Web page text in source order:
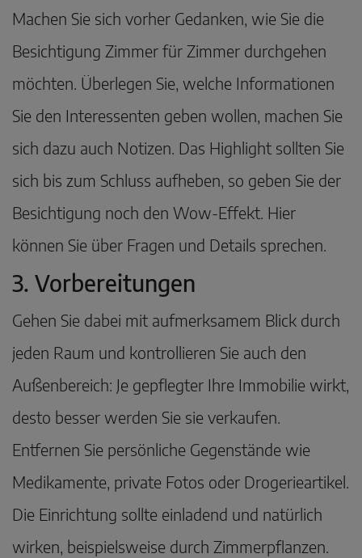
Machen Sie sich vorher Gedanken, wie Sie die
Besichtigung Zimmer für Zimmer durchgehen
möchten. Überlegen Sie, welche Informationen
Sie den Interessenten geben wollen, machen Sie
sich dazu auch Notizen. Das Highlight sollten Sie
sich bis zum Schluss aufheben, so geben Sie der
Besichtigung noch den Wow-Effekt. Hier
können Sie über Fragen und Details sprechen.
3. Vorbereitungen
Gehen Sie dabei mit aufmerksamem Blick durch
jeden Raum und kontrollieren Sie auch den
Außenbereich: Je gepflegter Ihre Immobilie wirkt,
desto besser werden Sie sie verkaufen.
Entfernen Sie persönliche Gegenstände wie
Medikamente, private Fotos oder Drogerieartikel.
Die Einrichtung sollte einladend und natürlich
wirken, beispielsweise durch Zimmerpflanzen.